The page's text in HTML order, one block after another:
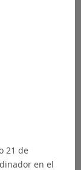
21 de
en el